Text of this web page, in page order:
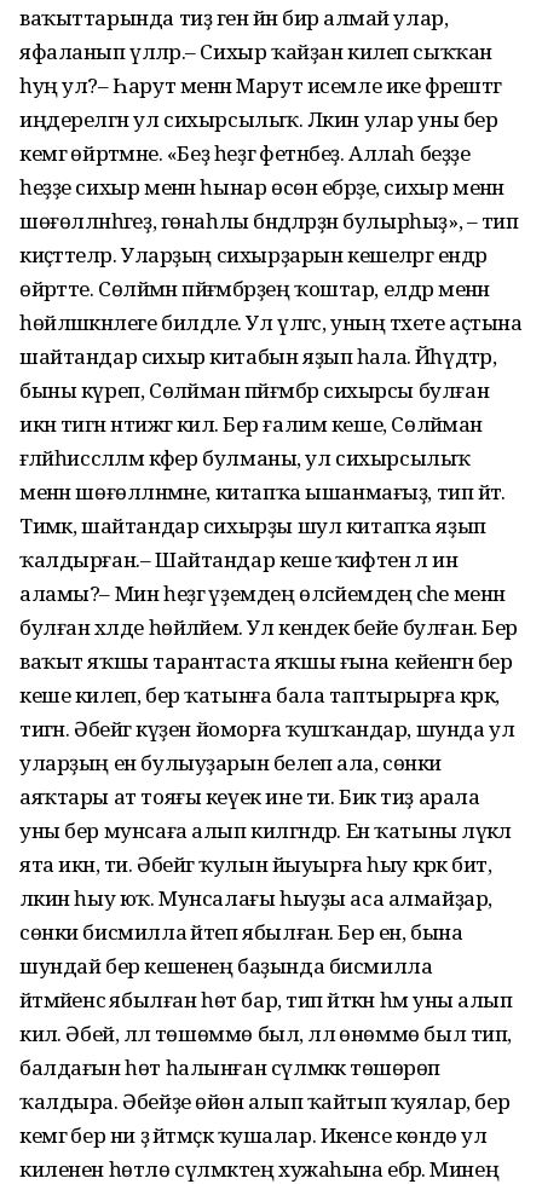
ваҡыттарында тиҙ генә йән бирә алмай улар,
яфаланып үләләр.– Сихыр ҡайҙан килеп сыҡҡан
һуң ул?– Һарут менән Марут исемле ике фәрештәгә
иңдерелгән ул сихырсылыҡ. Ләкин улар уны бер
кемгә өйрәтмәне. «Беҙ һеҙгә фетнәбеҙ. Аллаһ беҙҙе
һеҙҙе сихыр менән һынар өсөн ебәрҙе, сихыр менән
шөғөлләнһәгеҙ, гөнаһлы бәндәләрҙән булырһыҙ», – тип
киҫәттеләр. Уларҙың сихырҙарын кешеләргә ендәр
өйрәтте. Сөләймән пәйғәмбәрҙең ҡоштар, елдәр менән
һөйләшкәнлеге билдәле. Ул үлгәс, уның тәхете аҫтына
шайтандар сихыр китабын яҙып һала. Йәһүдтәр,
быны күреп, Сөләйман пәйғәмбәр сихырсы булған
икән тигән нәтижәгә килә. Бер ғалим кеше, Сөләйман
ғәләйһиссәлләм кәфер булманы, ул сихырсылыҡ
менән шөғөлләнмәне, китапҡа ышанмағыҙ, тип әйтә.
Тимәк, шайтандар сихырҙы шул китапҡа яҙып
ҡалдырған.– Шайтандар кеше ҡиәфәтенә лә инә
аламы?– Мин һеҙгә үҙемдең өләсәйемдең әсәһе менән
булған хәлде һөйләйем. Ул кендек әбейе булған. Бер
ваҡыт яҡшы тарантаста яҡшы ғына кейенгән бер
кеше килеп, бер ҡатынға бала таптырырға кәрәк,
тигән. Әбейгә күҙен йоморға ҡушҡандар, шунда ул
уларҙың ен булыуҙарын белеп ала, сөнки
аяҡтары ат тояғы кеүек ине ти. Бик тиҙ арала
уны бер мунсаға алып килгәндәр. Ен ҡатыны ләүкәлә
ята икән, ти. Әбейгә ҡулын йыуырға һыу кәрәк бит,
ләкин һыу юҡ. Мунсалағы һыуҙы аса алмайҙар,
сөнки бисмилла әйтеп ябылған. Бер ен, бына
шундай бер кешенең баҙында бисмилла
әйтмәйенсә ябылған һөт бар, тип әйткән һәм уны алып
килә. Әбей, әллә төшөммө был, әллә өнөммө был тип,
балдағын һөт һалынған сүлмәккә төшөрөп
ҡалдыра. Әбейҙе өйөнә алып ҡайтып ҡуялар, бер
кемгә бер ни ҙә әйтмәҫкә ҡушалар. Икенсе көндө ул
киленен һөтлө сүлмәктең хужаһына ебәрә. Минең